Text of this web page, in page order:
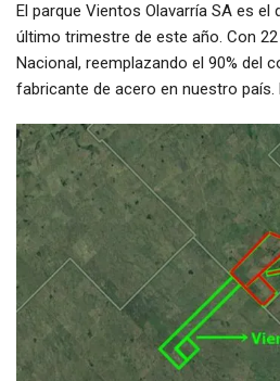
El parque Vientos Olavarría SA es
último trimestre de este año. Con
Nacional, reemplazando el 90% del
fabricante de acero en nuestro